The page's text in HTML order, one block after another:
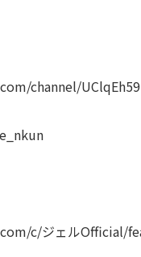
channel/
c/ジェルOfficial/